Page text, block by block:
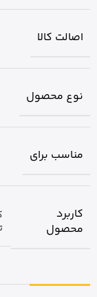
اصالت کالا
نوع محصول
مناسب برای
کاربرد
محصول